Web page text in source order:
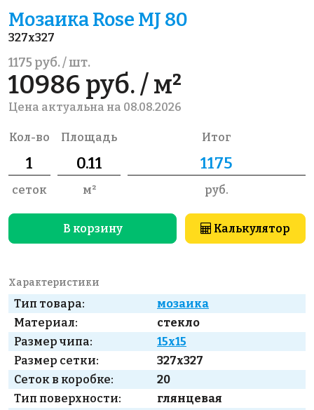
Мозаика Rose MJ 80
327x327
1175 руб. / шт.
10986 руб. / м²
Цена актуальна на 08.08.2026
Кол-во
сеток
Площадь
м²
Итог
руб.
В корзину Калькулятор
Характеристики
Тип товара:
мозаика
Материал:
стекло
Размер чипа:
15x15
Размер сетки:
327x327
Сеток в коробке:
20
Тип поверхности:
глянцевая